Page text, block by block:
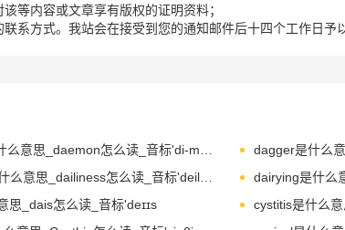
该等内容或文章享有版权的证明资料；
联系方式。我站会在接受到您的通知邮件后十四个工作日予
dagger是什么
dailiness是什么意思_dailiness怎么读_音标'deilinis
思_dais怎么读_音标'deɪɪs
cystitis是什么意